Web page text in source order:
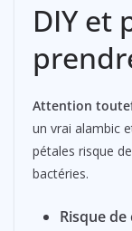
DIY et
Attention
un vrai alambic
pétales risque
bactéries.
Risque